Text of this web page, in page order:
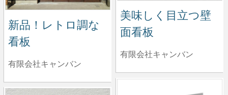
美味しく目立つ壁
面看板
有限会社キャンバン
新品！レトロ調な
看板
有限会社キャンバン